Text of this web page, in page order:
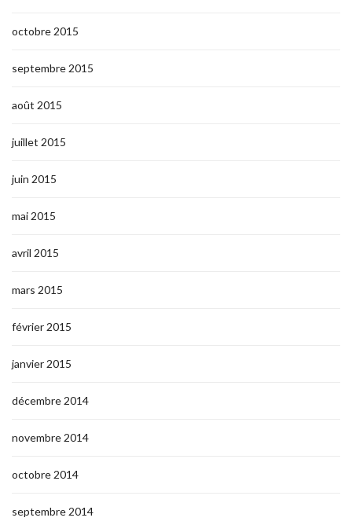
octobre 2015
septembre 2015
août 2015
juillet 2015
juin 2015
mai 2015
avril 2015
mars 2015
février 2015
janvier 2015
décembre 2014
novembre 2014
octobre 2014
septembre 2014